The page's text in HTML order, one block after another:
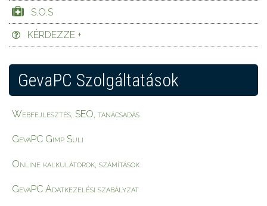
S.O.S
KÉRDEZZE +
GevaPC Szolgáltatások
Webfejlesztés, SEO, tanácsadás
GevaPC Gimp Suli
Online kalkulátorok, számítások
GevaPC Adatkezelési szabályzat